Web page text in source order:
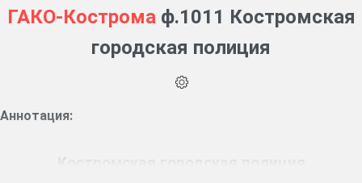
ГАКО-Костромаф.1011 Костромская
городская полиция
Аннотация:
Костромская городская полиция